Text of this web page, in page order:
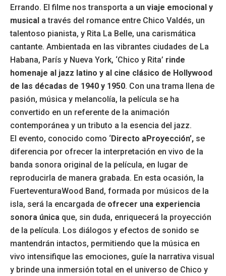
Errando. El filme nos transporta a un viaje emocional y
musical a través del romance entre Chico Valdés, un
talentoso pianista, y Rita La Belle, una carismática
cantante. Ambientada en las vibrantes ciudades de La
Habana, París y Nueva York, ‘Chico y Rita’ rinde
homenaje al jazz latino y al cine clásico de Hollywood
de las décadas de 1940 y 1950. Con una trama llena de
pasión, música y melancolía, la película se ha
convertido en un referente de la animación
contemporánea y un tributo a la esencia del jazz.
El evento, conocido como ‘Directo aProyección’, se
diferencia por ofrecer la interpretación en vivo de la
banda sonora original de la película, en lugar de
reproducirla de manera grabada. En esta ocasión, la
FuerteventuraWood Band, formada por músicos de la
isla, será la encargada de ofrecer una experiencia
sonora única que, sin duda, enriquecerá la proyección
de la película. Los diálogos y efectos de sonido se
mantendrán intactos, permitiendo que la música en
vivo intensifique las emociones, guíe la narrativa visual
y brinde una inmersión total en el universo de Chico y